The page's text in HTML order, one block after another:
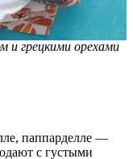
и грецкими орехами
паппарделле —
с густыми